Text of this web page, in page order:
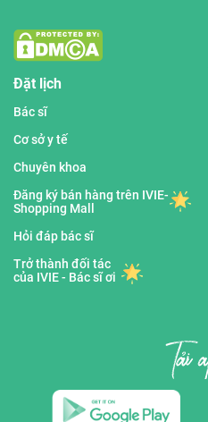
Đặt lịch
Bác sĩ
Cơ sở y tế
Chuyên khoa
Đăng ký bán hàng trên IVIE-
Shopping Mall
Hỏi đáp bác sĩ
Trở thành đối tác
của IVIE - Bác sĩ ơi